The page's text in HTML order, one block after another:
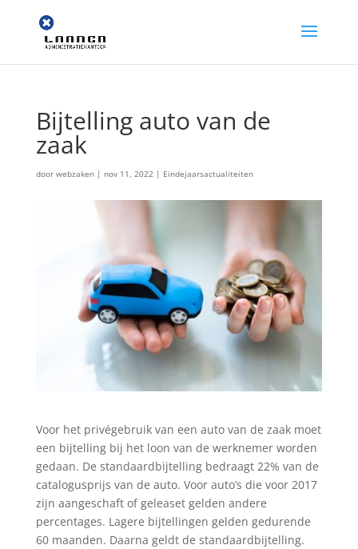
Bijtelling auto van de
zaak
door webzaken| nov 11, 2022 | Eindejaarsactualiteiten
Voor het privégebruik van een auto van de zaak moet
een bijtelling bij het loon van de werknemer worden
gedaan. De standaardbijtelling bedraagt 22% van de
catalogusprijs van de auto. Voor auto’s die voor 2017
zijn aangeschaft of geleaset gelden andere
percentages. Lagere bijtellingen gelden gedurende
60 maanden. Daarna geldt de standaardbijtelling.